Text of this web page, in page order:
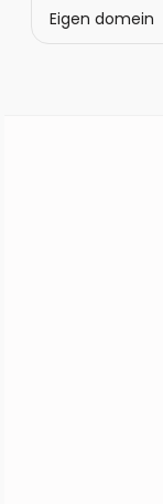
Eigen domein